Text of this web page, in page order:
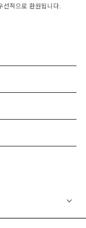
선적으로 환원됩니다.